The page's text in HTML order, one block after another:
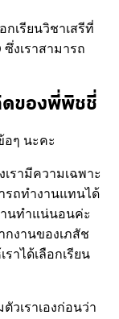
กเรียนวิชาเสรีที่
งเราสามารถ
ดของพี่พิชชี่
อๆ นะคะ
รามีความเฉพาะ
รถทำงานแทนได้
นทำแน่นอนค่ะ
กงานของเภสัช
าได้เลือกเรียน
วเราเองก่อนว่า